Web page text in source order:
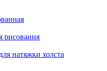
рисования
натяжки холста